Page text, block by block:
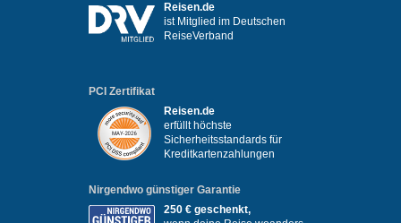
Reisen.de
ist Mitglied im Deutschen
ReiseVerband
PCI Zertifikat
Reisen.de
erfüllt höchste
Sicherheitsstandards für
Kreditkartenzahlungen
Nirgendwo günstiger Garantie
250 € geschenkt,